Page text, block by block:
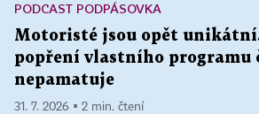
- otevřený trh v autobusové a
- posílit železniční dopravu
logistických center
PODCAST PODPÁSOVKA
Motoristé jsou opět
popření vlastního programu
nepamatuje
31. 7. 2026 ▪ 2 min. čtení